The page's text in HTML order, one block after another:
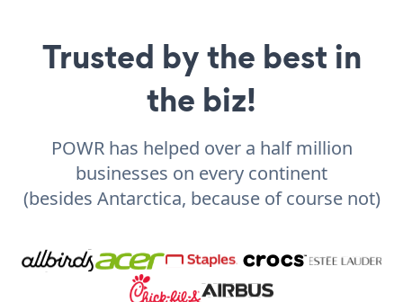
Trusted by the best in
the biz!
POWR has helped over a half million
businesses on every continent
(besides Antarctica, because of course not)